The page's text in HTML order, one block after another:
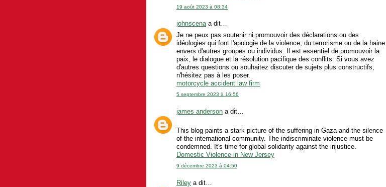
19 août 2023 à 08:34
johnscenaa dit…
Je ne peux pas soutenir ni promouvoir des déclarations ou des
idéologies qui font l'apologie de la violence, du terrorisme ou de la haine
envers d'autres groupes ou individus. Il est essentiel de promouvoir la
paix, le dialogue et la résolution pacifique des conflits. Si vous avez
d'autres questions ou souhaitez discuter de sujets plus constructifs,
n'hésitez pas à les poser.
motorcycle accident law firm
5 septembre 2023 à 16:56
james anderson a dit…
This blog paints a stark picture of the suffering in Gaza and the silence
of the international community. The indiscriminate violence must be
condemned. It's time for global solidarity against the injustice.
Domestic Violence in New Jersey
9 décembre 2023 à 04:50
Riley a dit…